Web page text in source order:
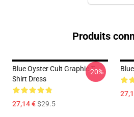
Produits
Blue Oyster Cult Graphic T-
Shirt Dress
27,14 €$29.5
-20%